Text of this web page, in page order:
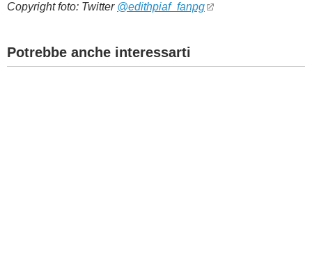
Copyright foto: Twitter @edithpiaf_fanpg
Potrebbe anche interessarti